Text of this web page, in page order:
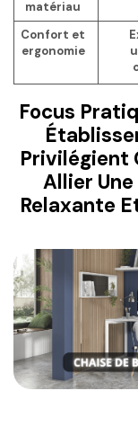
matériau
Confort et
ergonomie
Focus
Privilégient
Allier Une
Relaxante